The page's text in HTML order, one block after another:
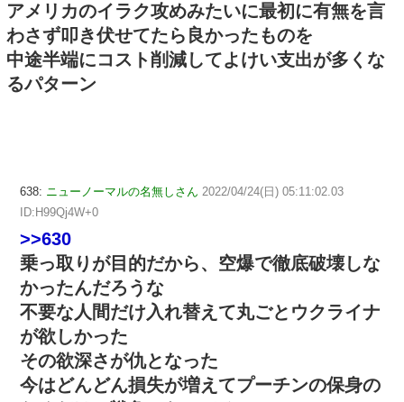
アメリカのイラク攻めみたいに最初に有無を言
わさず叩き伏せてたら良かったものを
中途半端にコスト削減してよけい支出が多くな
るパターン
638: ニューノーマルの名無しさん 2022/04/24(日) 05:11:02.03
ID:H99Qj4W+0
>>630
乗っ取りが目的だから、空爆で徹底破壊しな
かったんだろうな
不要な人間だけ入れ替えて丸ごとウクライナ
が欲しかった
その欲深さが仇となった
今はどんどん損失が増えてプーチンの保身の